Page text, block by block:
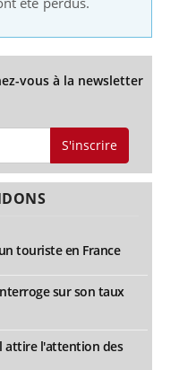
vous à la newsletter
S'inscrire
touriste en France
sur son taux
attire l'attention des